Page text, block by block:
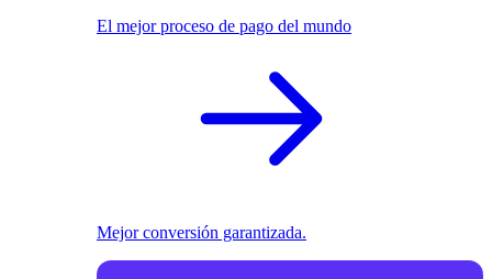
El mejor proceso de pago del mundo
Mejor conversión garantizada.